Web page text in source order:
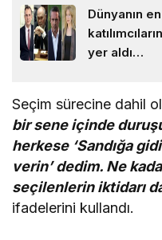
Dünyanın
yer aldı…
Seçim sürecine dahil
bir sene içinde
herkese ‘Sandığa
verin’ dedim. Ne
seçilenlerin iktidarı
ifadelerini kullandı.